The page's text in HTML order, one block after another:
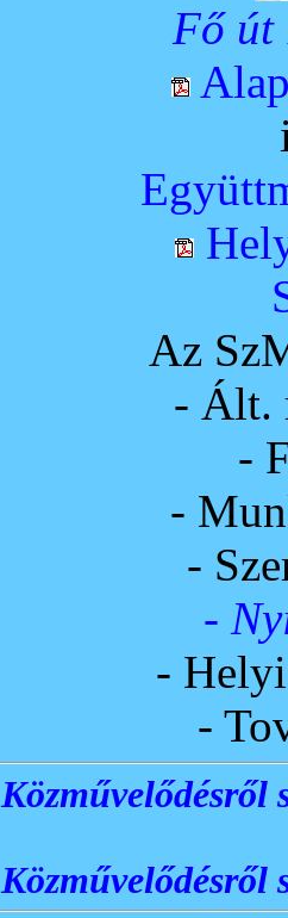
Fő út
Az
- Ált.
-
-
-
-
-
-
Közművelődésről
Közművelődésről